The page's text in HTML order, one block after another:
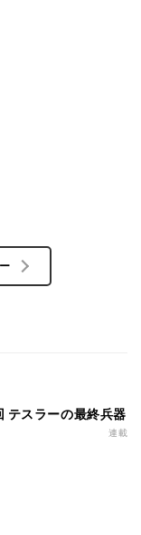
テスラーの最終兵器
連載